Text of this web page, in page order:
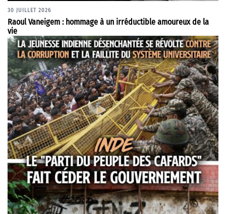
30 JUILLET 2026
Raoul Vaneigem : hommage à un irréductible amoureux de la
vie